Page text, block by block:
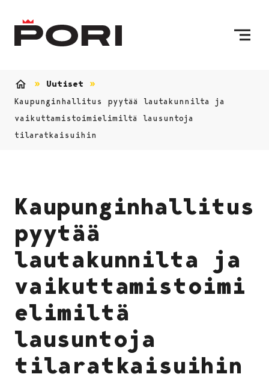
Uutiset
Kaupunginhallitus pyytää lautakunnilta ja
vaikuttamistoimielimiltä lausuntoja
tilaratkaisuihin
Kaupunginhallitus
pyytää
lautakunnilta ja
vaikuttamistoimi
elimiltä
lausuntoja
tilaratkaisuihin